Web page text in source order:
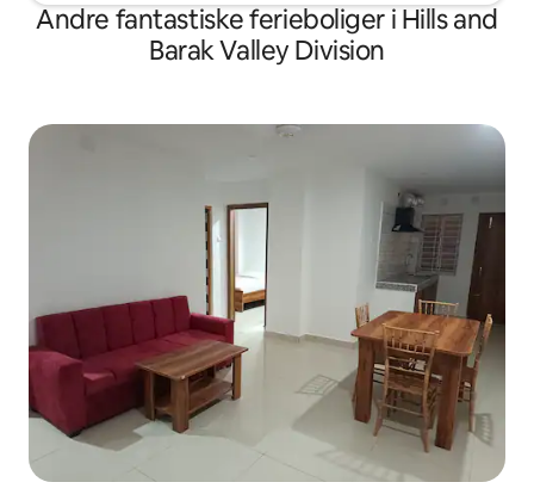
Andre fantastiske ferieboliger i Hills and
Barak Valley Division